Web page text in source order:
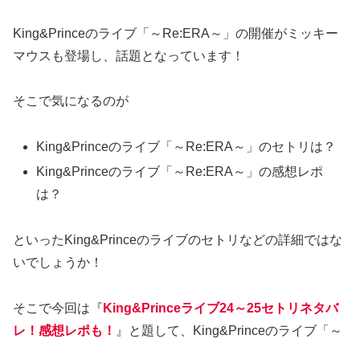
King&Princeのライブ「～Re:ERA～」の開催がミッキー
マウスも登場し、話題となっています！
そこで気になるのが
King&Princeのライブ「～Re:ERA～」のセトリは？
King&Princeのライブ「～Re:ERA～」の感想レポ
は？
といったKing&Princeのライブのセトリなどの詳細ではな
いでしょうか！
そこで今回は『 King&Princeライブ24～25セトリネタバ
レ！感想レポも！ 』と題して、King&Princeのライブ「～